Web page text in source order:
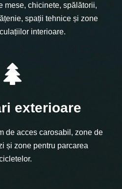
mese, chicinete, spălătorii,
spații tehnice și zone
interioare.
exterioare
de acces carosabil, zone de
și zone pentru parcarea